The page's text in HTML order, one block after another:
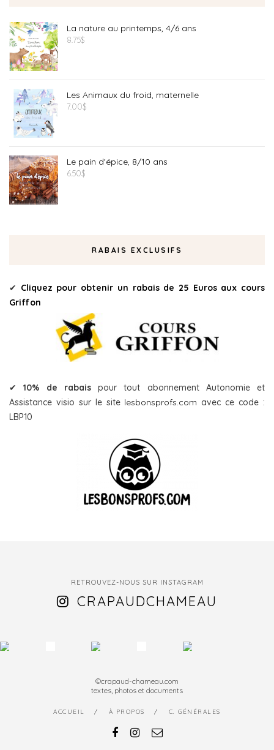
La nature au printemps, 4/6 ans
8.75$
Les Animaux du froid, maternelle
7.00$
Le pain d'épice, 8/10 ans
6.50$
RABAIS EXCLUSIFS
✔ Cliquez pour obtenir un rabais de 25 Euros aux cours
Griffon
✔10% de rabaispour tout abonnement Autonomie et
Assistance visio sur le site lesbonsprofs.com avec ce code :
LBP10
RETROUVEZ-NOUS SUR INSTAGRAM
CRAPAUDCHAMEAU
©crapaud-chameau.com
textes, photos et documents
ACCUEIL À PROPOS C. GÉNÉRALES